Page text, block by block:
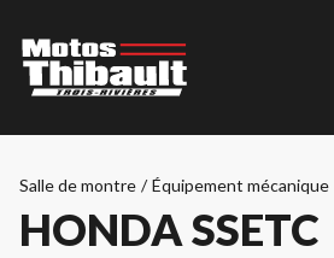
Salle de montre / Équipement mécanique
HONDA SSETC